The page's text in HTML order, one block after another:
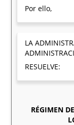
Por ello,
LA
RESUELVE:
RÉGIMEN